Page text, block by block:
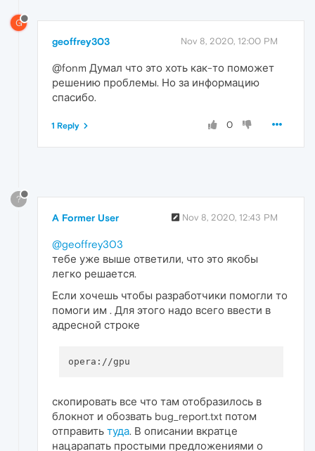
G
geoffrey303 Nov 8, 2020, 12:00 PM
@fonm Думал что это хоть как-то поможет
решению проблемы. Но за информацию
спасибо.
0
1 Reply
?
A Former User Nov 8, 2020, 12:43 PM
@geoffrey303
тебе уже выше ответили, что это якобы
легко решается.
Если хочешь чтобы разработчики помогли то
помоги им . Для этого надо всего ввести в
адресной строке
скопировать все что там отобразилось в
блокнот и обозвать bug_report.txt потом
отправить туда. В описании вкратце
нацарапать простыми предложениями о